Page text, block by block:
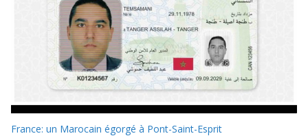
France: un Marocain égorgé à Pont-Saint-Esprit